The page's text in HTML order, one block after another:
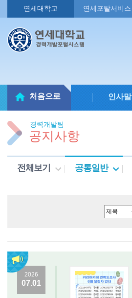
연세대학교 연세포탈서비스
처음으로 인사말
경력개발팀
공지사항
전체보기 공통일반
2026
07.01